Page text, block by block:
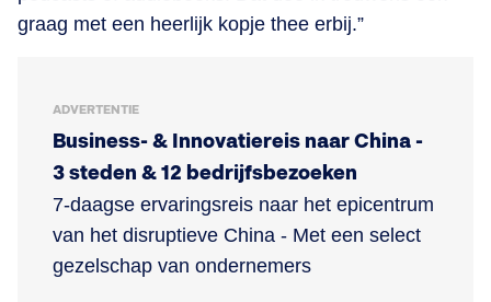
graag met een heerlijk kopje thee erbij.”
ADVERTENTIE
Business- & Innovatiereis naar China -
3 steden & 12 bedrijfsbezoeken
7-daagse ervaringsreis naar het epicentrum
van het disruptieve China - Met een select
gezelschap van ondernemers